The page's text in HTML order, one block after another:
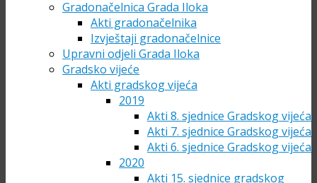
Gradonačelnica Grada Iloka
Akti gradonačelnika
Izvještaji gradonačelnice
Upravni odjeli Grada Iloka
Gradsko vijeće
Akti gradskog vijeća
2019
Akti 8. sjednice Gradskog vijeća
Akti 7. sjednice Gradskog vijeća
Akti 6. sjednice Gradskog vijeća
2020
Akti 15. sjednice gradskog